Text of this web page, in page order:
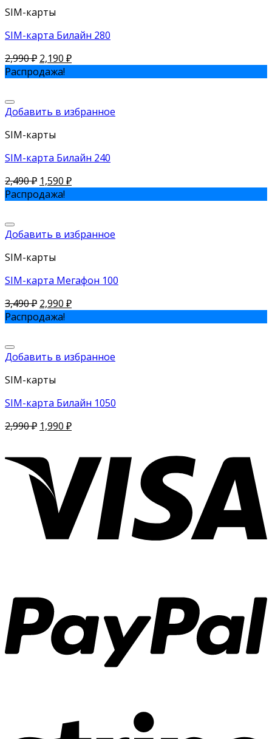
SIM-карты
SIM-карта Билайн 280
2,990₽ 2,190 ₽
Распродажа!
Добавить в избранное
SIM-карты
SIM-карта Билайн 240
2,490₽ 1,590 ₽
Распродажа!
Добавить в избранное
SIM-карты
SIM-карта Мегафон 100
3,490₽ 2,990 ₽
Распродажа!
Добавить в избранное
SIM-карты
SIM-карта Билайн 1050
2,990₽ 1,990 ₽